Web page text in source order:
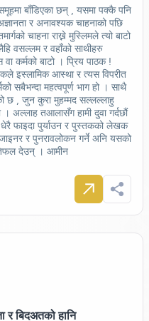
बाँडिएका छन् , यसमा पक्कै पनि
र अनावश्यक चाहनाको पछि
चाहना राख्ने मुस्लिमले त्यो बाटो
वसल्लम र वहाँको साथीहरु
वा कर्मको बाटो । प्रिय पाठक !
इस्लामिक आस्था र त्यस विपरीत
सबैभन्दा महत्वपूर्ण भाग हो । साथै
छ , जुन कुरा मुहम्मद सल्लल्लाहु
अल्लाह तआलासँग हामी दुवा गर्दछौं
फाइदा पुर्याउन र पुस्तकको लेखक
र पुनरावलोकन गर्ने अनि यसको
देउन् । आमीन
र बिदअतको हानि